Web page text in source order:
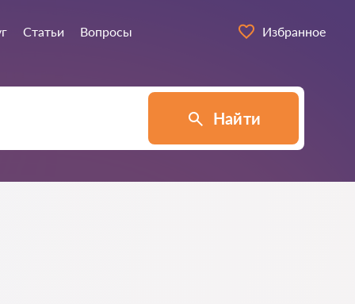
Статьи Вопросы Избранное
Найти